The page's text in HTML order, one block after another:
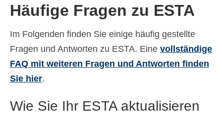
Häufige Fragen zu ESTA
Im Folgenden finden Sie einige häufig gestellte
Fragen und Antworten zu ESTA. Eine vollständige
FAQ mit weiteren Fragen und Antworten finden
Sie hier.
Wie Sie Ihr ESTA aktualisieren